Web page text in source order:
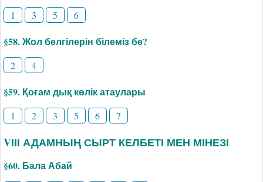
1 3 5 6
§58. Жол белгілерін білеміз бе?
2 4
§59. Қоғам дық көлік атаулары
1 2 3 5 6 7
VІІІ АДАМНЫҢ СЫРТ КЕЛБЕТІ МЕН МІНЕЗІ
§60. Бала Абай